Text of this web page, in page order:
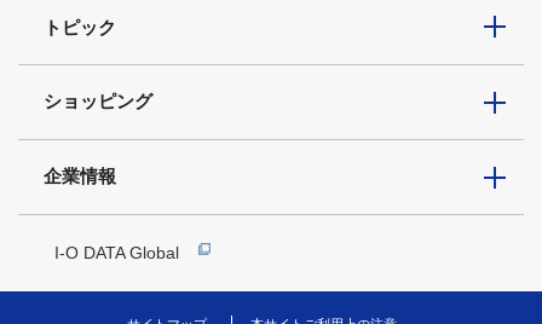
トピック
ショッピング
企業情報
I-O DATA Global